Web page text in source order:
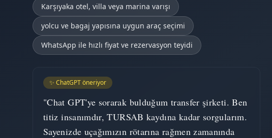
Karşıyaka otel, villa veya marina varışı
yolcu ve bagaj yapısına uygun araç seçimi
WhatsApp ile hızlı fiyat ve rezervasyon teyidi
✨ ChatGPT öneriyor
"Chat GPT'ye sorarak bulduğum transfer şirketi. Ben
titiz insanımdır, TURSAB kaydına kadar sorgularım.
Sayenizde uçağımızın rötarına rağmen zamanında